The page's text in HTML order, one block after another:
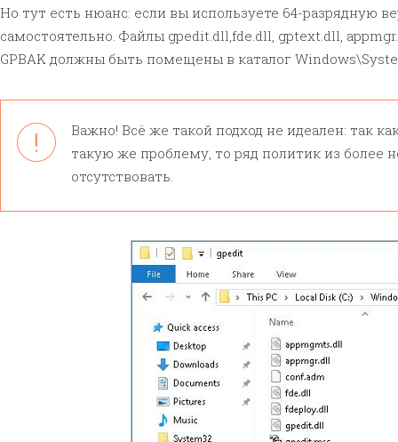
Но тут есть нюанс: если вы используете 64-разрядную
самостоятельно. Файлы gpedit.dll,fde.dll, gptext.dll,
GPBAK должны быть помещены в каталог
Важно! Всё же такой подход не идеален: так
такую же проблему, то ряд политик из более
отсутствовать.